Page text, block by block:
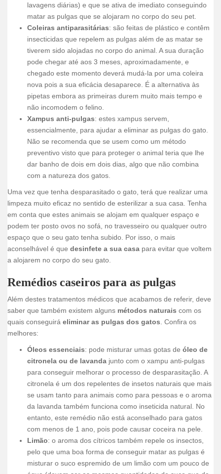
lavagens diárias) e que se ativa de imediato conseguindo
matar as pulgas que se alojaram no corpo do seu pet.
Coleiras antiparasitárias: são feitas de plástico e contêm
insecticidas que repelem as pulgas além de as matar se
tiverem sido alojadas no corpo do animal. A sua duração
pode chegar até aos 3 meses, aproximadamente, e
chegado este momento deverá mudá-la por uma coleira
nova pois a sua eficácia desaparece. É a alternativa às
pipetas embora as primeiras durem muito mais tempo e
não incomodem o felino.
Xampus anti-pulgas: estes xampus servem,
essencialmente, para ajudar a eliminar as pulgas do gato.
Não se recomenda que se usem como um método
preventivo visto que para proteger o animal teria que lhe
dar banho de dois em dois dias, algo que não combina
com a natureza dos gatos.
Uma vez que tenha desparasitado o gato, terá que realizar uma
limpeza muito eficaz no sentido de esterilizar a sua casa. Tenha
em conta que estes animais se alojam em qualquer espaço e
podem ter posto ovos no sofá, no travesseiro ou qualquer outro
espaço que o seu gato tenha subido. Por isso, o mais
aconselhável é que desinfete a sua casa para evitar que voltem
a alojarem no corpo do seu gato.
Remédios caseiros para as pulgas
Além destes tratamentos médicos que acabamos de referir, deve
saber que também existem alguns métodos naturais com os
quais conseguirá eliminar as pulgas dos gatos . Confira os
melhores:
Óleos essenciais: pode misturar umas gotas de óleo de
citronela ou de lavanda junto com o xampu anti-pulgas
para conseguir melhorar o processo de desparasitação. A
citronela é um dos repelentes de insetos naturais que mais
se usam tanto para animais como para pessoas e o aroma
da lavanda também funciona como inseticida natural. No
entanto, este remédio não está aconselhado para gatos
com menos de 1 ano, pois pode causar coceira na pele.
Limão: o aroma dos cítricos também repele os insectos,
pelo que uma boa forma de conseguir matar as pulgas é
misturar o suco espremido de um limão com um pouco de